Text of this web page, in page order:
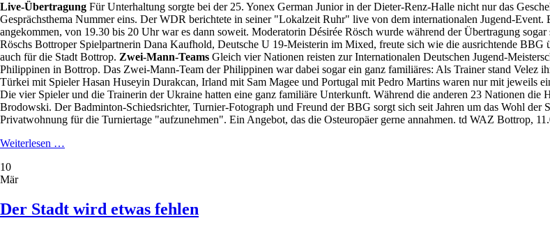
Live-Übertragung Für Unterhaltung sorgte bei der 25. Yonex German Junior in der Dieter-Renz-Halle nicht nur das
Gesprächsthema Nummer eins. Der WDR berichtete in seiner "Lokalzeit Ruhr" live von dem internationalen Jugend-
angekommen, von 19.30 bis 20 Uhr war es dann soweit. Moderatorin Désirée Rösch wurde während der Übertragung
Röschs Bottroper Spielpartnerin Dana Kaufhold, Deutsche U 19-Meisterin im Mixed, freute sich wie die ausrichtende
auch für die Stadt Bottrop. Zwei-Mann-Teams Gleich vier Nationen reisten zur Internationalen Deutschen Jugend-
Philippinen in Bottrop. Das Zwei-Mann-Team der Philippinen war dabei sogar ein ganz familiäres: Als Trainer stand Velez
Türkei mit Spieler Hasan Huseyin Durakcan, Irland mit Sam Magee und Portugal mit Pedro Martins waren nur mit jeweils
Die vier Spieler und die Trainerin der Ukraine hatten eine ganz familiäre Unterkunft. Während die anderen 23 Nationen
Brodowski. Der Badminton-Schiedsrichter, Turnier-Fotograph und Freund der BBG sorgt sich seit Jahren um das Wohl der
Privatwohnung für die Turniertage "aufzunehmen". Ein Angebot, das die Osteuropäer gerne annahmen. td WAZ Bottrop,
Weiterlesen …
10
Mär
Der Stadt wird etwas fehlen